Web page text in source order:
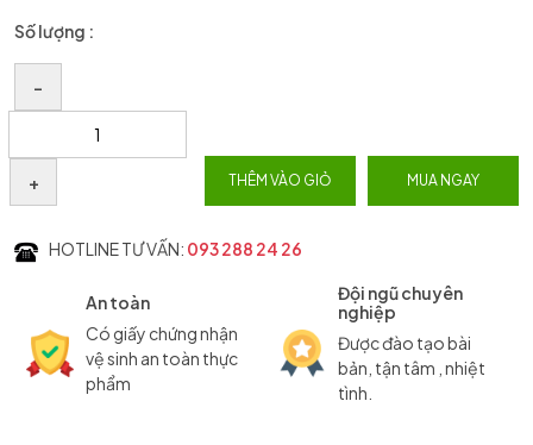
Số lượng :
–
+ THÊM VÀO GIỎ MUA NGAY
HOTLINE TƯ VẤN: 093 288 24 26
An toàn
Có giấy chứng nhận
vệ sinh an toàn thực
phẩm
Đội ngũ chuyên
nghiệp
Được đào tạo bài
bản, tận tâm , nhiệt
tình.